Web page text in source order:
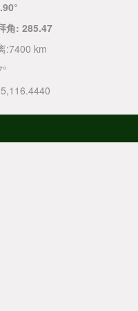
角: 285.47
:7400 km
,116.4440